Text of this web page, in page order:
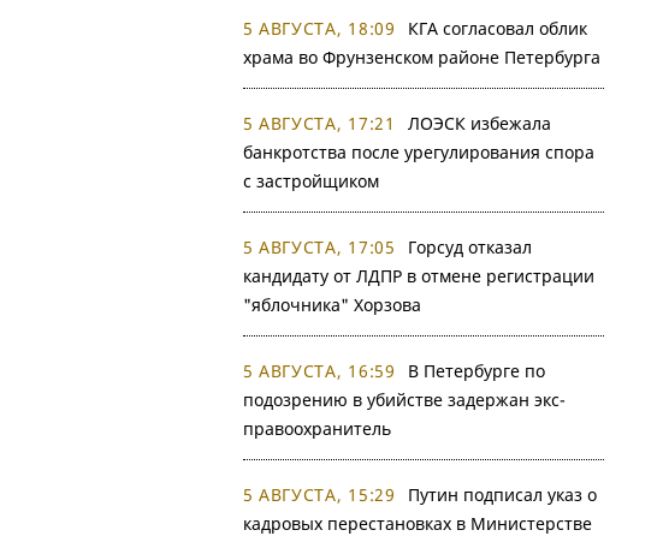
5 АВГУСТА, 18:09
КГА согласовал облик
храма во Фрунзенском районе Петербурга
5 АВГУСТА, 17:21
ЛОЭСК избежала
банкротства после урегулирования спора
с застройщиком
5 АВГУСТА, 17:05
Горсуд отказал
кандидату от ЛДПР в отмене регистрации
"яблочника" Хорзова
5 АВГУСТА, 16:59
В Петербурге по
подозрению в убийстве задержан экс-
правоохранитель
5 АВГУСТА, 15:29
Путин подписал указ о
кадровых перестановках в Министерстве